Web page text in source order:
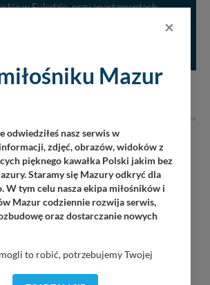
w Fuledzie, przy apartamentach
REKLAMA
×
Mazur
odwiedziłeś nasz serwis w
zdjęć, obrazów, widoków z
pięknego kawałka Polski jakim bez
Staramy się Mazury odkryć dla
W tym celu nasza ekipa miłośników i
Mazur codziennie rozwija serwis,
oraz dostarczanie nowych
to robić, potrzebujemy Twojej
Twoich preferencji. Twoje dane (w tym